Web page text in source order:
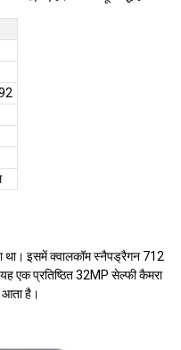
था। इसमें क्वालकॉम स्नैपड्रैगन 712
एक प्रतिष्ठित 32MP सेल्फी कैमरा
है।